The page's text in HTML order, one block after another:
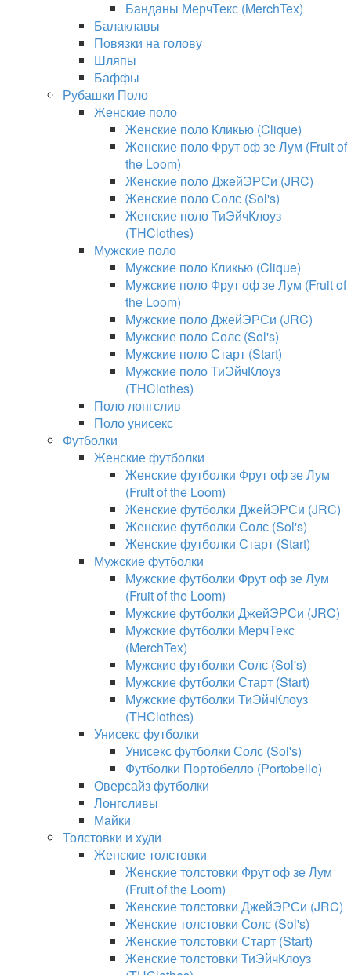
Банданы МерчТекс (MerchTex)
Балаклавы
Повязки на голову
Шляпы
Баффы
Рубашки Поло
Женские поло
Женские поло Кликью (Clique)
Женские поло Фрут оф зе Лум (Fruit of
the Loom)
Женские поло ДжейЭРСи (JRC)
Женские поло Солс (Sol's)
Женские поло ТиЭйчКлоуз
(THClothes)
Мужские поло
Мужские поло Кликью (Clique)
Мужские поло Фрут оф зе Лум (Fruit of
the Loom)
Мужские поло ДжейЭРСи (JRC)
Мужские поло Солс (Sol's)
Мужские поло Старт (Start)
Мужские поло ТиЭйчКлоуз
(THClothes)
Поло лонгслив
Поло унисекс
Футболки
Женские футболки
Женские футболки Фрут оф зе Лум
(Fruit of the Loom)
Женские футболки ДжейЭРСи (JRC)
Женские футболки Солс (Sol's)
Женские футболки Старт (Start)
Мужские футболки
Мужские футболки Фрут оф зе Лум
(Fruit of the Loom)
Мужские футболки ДжейЭРСи (JRC)
Мужские футболки МерчТекс
(MerchTex)
Мужские футболки Солс (Sol's)
Мужские футболки Старт (Start)
Мужские футболки ТиЭйчКлоуз
(THClothes)
Унисекс футболки
Унисекс футболки Солс (Sol's)
Футболки Портобелло (Portobello)
Оверсайз футболки
Лонгсливы
Майки
Толстовки и худи
Женские толстовки
Женские толстовки Фрут оф зе Лум
(Fruit of the Loom)
Женские толстовки ДжейЭРСи (JRC)
Женские толстовки Солс (Sol's)
Женские толстовки Старт (Start)
Женские толстовки ТиЭйчКлоуз